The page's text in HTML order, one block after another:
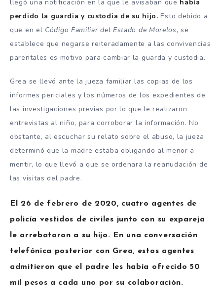
llegó una notificación en la que le avisaban que había
perdido la guardia y custodia de su hijo. Esto debido a
que en el Código Familiar del Estado de Morelos, se
establece que negarse reiteradamente a las convivencias
parentales es motivo para cambiar la guarda y custodia.
Grea se llevó ante la jueza familiar las copias de los
informes periciales y los números de los expedientes de
las investigaciones previas por lo que le realizaron
entrevistas al niño, para corroborar la información. No
obstante, al escuchar su relato sobre el abuso, la jueza
determinó que la madre estaba obligando al menor a
mentir, lo que llevó a que se ordenara la reanudación de
las visitas del padre.
El 26 de febrero de 2020, cuatro agentes de
policía vestidos de civiles junto con su expareja
le arrebataron a su hijo. En una conversación
telefónica posterior con Grea, estos agentes
admitieron que el padre les había ofrecido 50
mil pesos a cada uno por su colaboración.